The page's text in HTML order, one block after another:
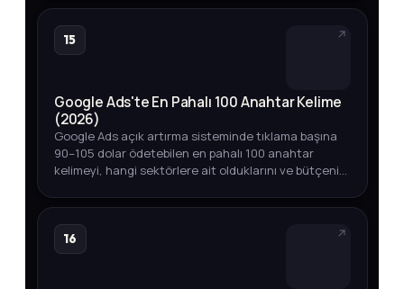
15
Google Ads'te En Pahalı 100 Anahtar Kelime
(2026)
Google Ads açık artırma sisteminde tıklama başına
90–105 dolar ödetebilen en pahalı 100 anahtar
kelimeyi, hangi sektörlere ait olduklarını ve bütçenizi
16